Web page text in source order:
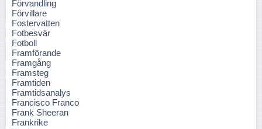
Förvandling
Förvillare
Fostervatten
Fotbesvär
Fotboll
Framförande
Framgång
Framsteg
Framtiden
Framtidsanalys
Francisco Franco
Frank Sheeran
Frankrike